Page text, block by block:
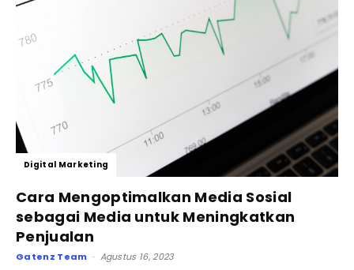
Digital Marketing
Cara Mengoptimalkan Media Sosial
sebagai Media untuk Meningkatkan
Penjualan
Gatenz Team - Agustus 16, 2023